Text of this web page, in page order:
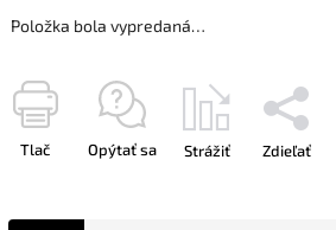
Položka bola vypredaná…
Tlač Opýtať sa Strážiť Zdieľať